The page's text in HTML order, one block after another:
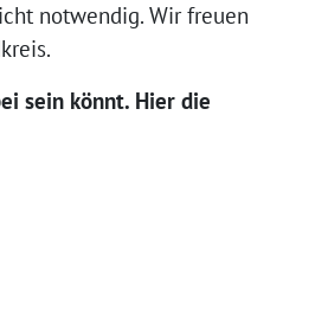
notwendig. Wir freuen
sein könnt. Hier die